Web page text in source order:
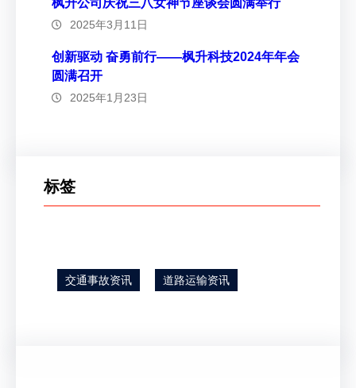
2025年3月11日
创新驱动 奋勇前行——枫升科技2024年年会
圆满召开
2025年1月23日
标签
交通事故资讯 道路运输资讯